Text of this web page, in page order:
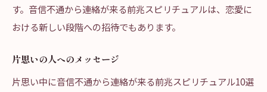
す。音信不通から連絡が来る前兆スピリチュアルは、恋愛に
おける新しい段階への招待でもあります。
片思いの人へのメッセージ
片思い中に音信不通から連絡が来る前兆スピリチュアル10選